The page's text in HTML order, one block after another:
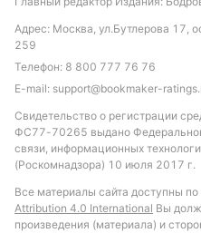
общий тотал больше 3,5
Михаил
Адрес: Москва, ул.Бутлерова 17,
259
Телефон: 8 800 777 76 76
E-mail: support@bookmaker-
Свидетельство о регистрации
ФС77-70265 выдано
связи, информационных
(Роскомнадзора) 10 июля 2017 г.
Все материалы сайта доступны
Attribution 4.0 International Вы
произведения (материала) и